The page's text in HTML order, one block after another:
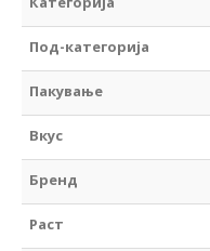
Под-категорија
Пакување
Вкус
Бренд
Раст